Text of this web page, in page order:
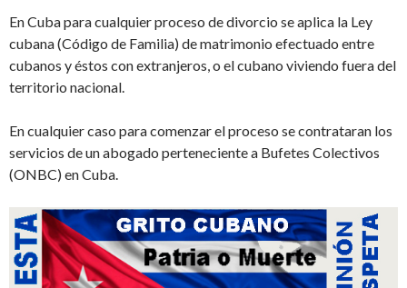
En Cuba para cualquier proceso de divorcio se aplica la Ley
cubana (Código de Familia) de matrimonio efectuado entre
cubanos y éstos con extranjeros, o el cubano viviendo fuera del
territorio nacional.
En cualquier caso para comenzar el proceso se contrataran los
servicios de un abogado perteneciente a Bufetes Colectivos
(ONBC) en Cuba.